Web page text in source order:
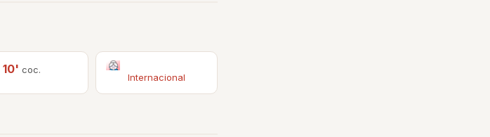
10' coc.
Internacional